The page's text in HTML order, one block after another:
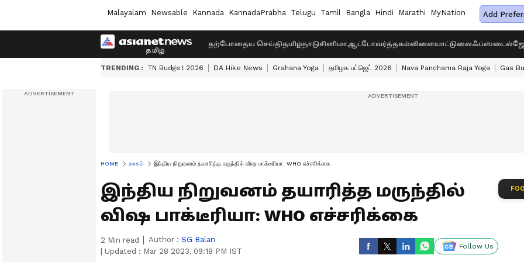
Malayalam Newsable Kannada KannadaPrabha Telugu Tamil Bangla Hindi Marathi MyNation Add
தற்போதைய செய்திதமிழ்நாடுசினிமாஆட்டோவர்த்தகம்விளையாட்டுலைஃப்ஸ்டைல்
TRENDING : TN Budget 2026 DA Hike News Grahana Yoga தமிழக பட்ஜெட் 2026 Nava Panchama Raja Yoga Gas
HOME உலகம் இந்திய நிறுவனம் தயாரித்த மருந்தில் விஷ பாக்டீரியா: WHO எச்சரிக்கை
இந்திய நிறுவனம் தயாரித்த மருந்தில்
விஷ பாக்டீரியா: WHO எச்சரிக்கை
2 Min read Author : SG Balan
Updated : Mar 28 2023, 09:18 PM IST
Follow Us